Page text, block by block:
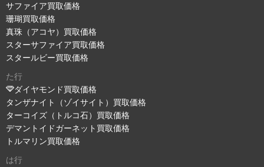
サファイア買取価格
珊瑚買取価格
真珠（アコヤ）買取価格
スターサファイア買取価格
スタールビー買取価格
た行
ダイヤモンド買取価格
タンザナイト（ゾイサイト）買取価格
ターコイズ（トルコ石）買取価格
デマントイドガーネット買取価格
トルマリン買取価格
は行